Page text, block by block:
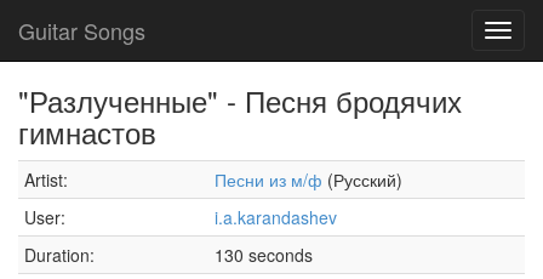
Guitar Songs
"Разлученные" - Песня бродячих
гимнастов
Artist: Песни из м/ф (Русский)
User:
i.a.karandashev
Duration:
130 seconds